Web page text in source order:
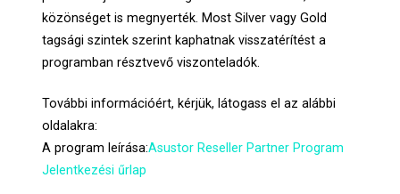
közönséget is megnyerték. Most Silver vagy Gold
tagsági szintek szerint kaphatnak visszatérítést a
programban résztvevő viszonteladók.
További információért, kérjük, látogass el az alábbi
oldalakra:
A program leírása:Asustor Reseller Partner Program
Jelentkezési űrlap